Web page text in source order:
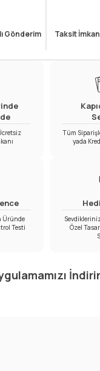
Gönderim Taksit
Tüm
yada
Üründe
Testi
Özel